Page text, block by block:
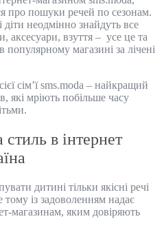
про пошуки речей по сезонам.
неодмінно знайдуть все
аксесуари, взуття – усе це та
магазині за лічені
сім’ї sms.moda – найкращий
які мріють побільше часу
в інтернет
дитині тільки якісні речі
із задоволенням надає
магазинам, яким довіряють